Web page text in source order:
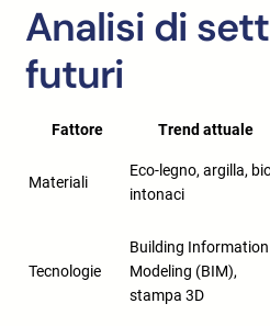
Analisi di
futuri
Fattore Trend attuale
Materiali
Eco-legno, argilla,
intonaci
Tecnologie
Building Information
Modeling (BIM),
stampa 3D